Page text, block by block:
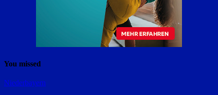
You missed
Niederbayern